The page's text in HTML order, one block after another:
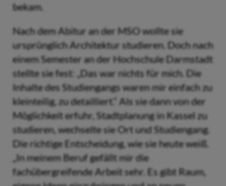
bekam.
Nach dem Abitur an der MSO wollte sie
ursprünglich Architektur studieren. Doch nach
einem Semester an der Hochschule Darmstadt
stellte sie fest: „Das war nichts für mich. Die
Inhalte des Studiengangs waren mir einfach zu
kleinteilig, zu detailliert.“ Als sie dann von der
Möglichkeit erfuhr, Stadtplanung in Kassel zu
studieren, wechselte sie Ort und Studiengang.
Die richtige Entscheidung, wie sie heute weiß.
„In meinem Beruf gefällt mir die
fachübergreifende Arbeit sehr. Es gibt Raum,